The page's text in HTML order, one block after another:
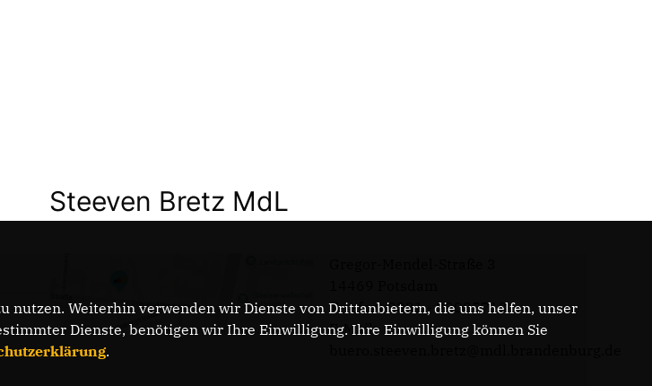
Steeven Bretz MdL
Telefon: 0331 - 20085713
E-Mail:
nutzen. Weiterhin verwenden wir Dienste von Drittanbietern, die uns helfen, unser
Dienste, benötigen wir Ihre Einwilligung. Ihre Einwilligung können Sie
.